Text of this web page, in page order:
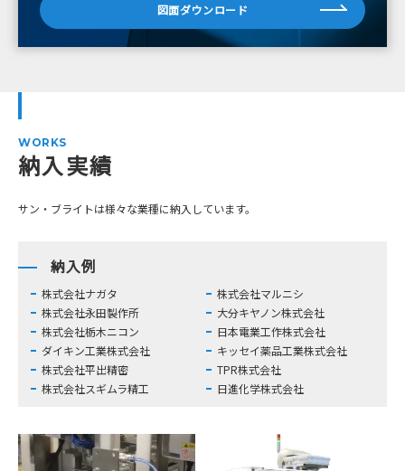
図面ダウンロード
WORKS
納入実績
サン・ブライトは様々な業種に納入しています。
納入例
株式会社ナガタ
株式会社マルニシ
株式会社永田製作所
大分キヤノン株式会社
株式会社栃木ニコン
日本電業工作株式会社
ダイキン工業株式会社
キッセイ薬品工業株式会社
株式会社平出精密
TPR株式会社
株式会社スギムラ精工
日進化学株式会社